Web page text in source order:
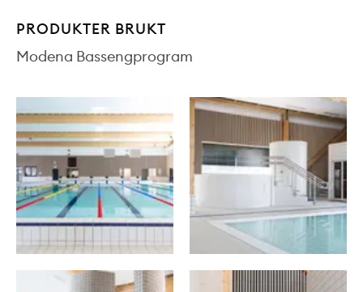
PRODUKTER BRUKT
Modena Bassengprogram